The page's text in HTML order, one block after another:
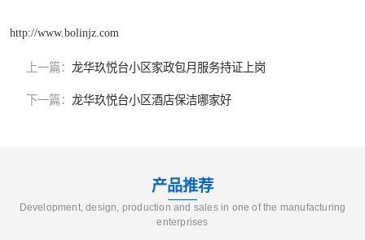
http://www.bolinjz.com
上一篇： 龙华玖悦台小区家政包月服务持证上岗
下一篇： 龙华玖悦台小区酒店保洁哪家好
产品推荐
Development, design, production and sales in one of the manufacturing
enterprises